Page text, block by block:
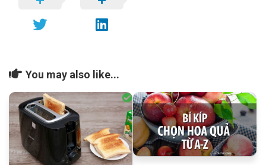
You may also like...